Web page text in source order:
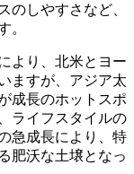
のしやすさなど、
。
より、北米とヨー
ますが、アジア太
成長のホットスポ
ライフスタイルの
急成長により、特
肥沃な土壌となっ